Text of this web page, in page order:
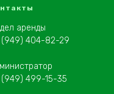
аренды
(949) 404-82-29
(949) 499-15-35